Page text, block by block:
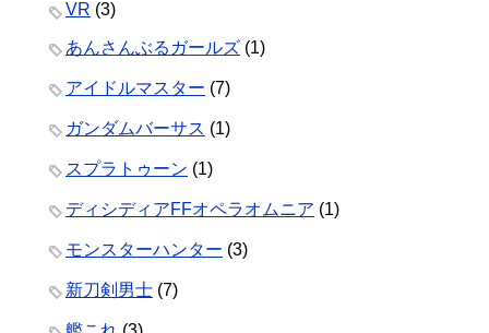
VR (3)
あんさんぶるガールズ (1)
アイドルマスター (7)
ガンダムバーサス (1)
スプラトゥーン (1)
ディシディアFFオペラオムニア (1)
モンスターハンター (3)
新刀剣男士 (7)